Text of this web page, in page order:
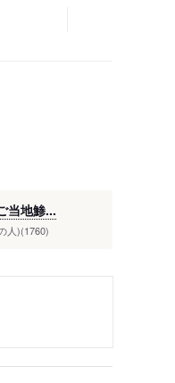
当地鯵...
人)(1760)